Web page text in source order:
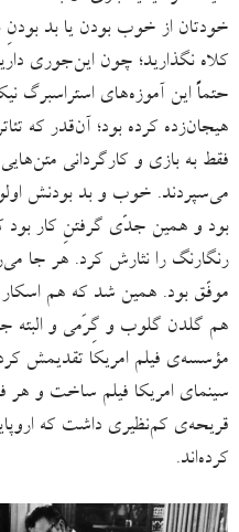
خودتان از خوب بودن یا بد بودنِ
کلاه نگذارید؛ چون این‌جوری
حتماً این آموزه‌های استراسبرگ
هیجان‌زده کرده بود؛ آن‌قدر که
فقط به بازی و کارگردانی
می‌سپردند. خوب و بد بودنش
بود و همین جدّی گرفتنِ کار بود
رنگارنگ را نثارش کرد. هر جا
موفّق بود. همین شد که هم
هم گلدن گلوب و گِرَمی و البته
مؤسسه‌ی فیلم امریکا تقدیمش
سینمای امریکا فیلم ساخت و هر
قریحه‌ی کم‌نظیری داشت که
کرده‌اند.